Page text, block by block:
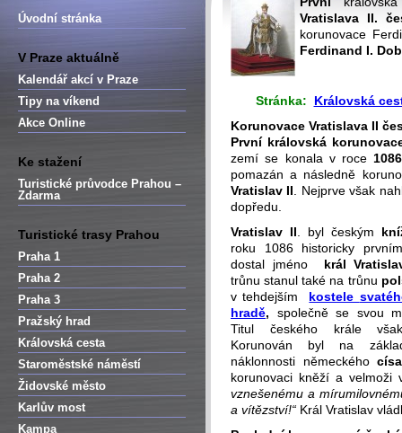
Úvodní stránka
V Praze aktuálně
Kalendář akcí v Praze
Tipy na víkend
Akce Online
Ke stažení
Turistické průvodce Prahou –
Zdarma
Turistické trasy Prahou
Praha 1
Praha 2
Praha 3
Pražský hrad
Královská cesta
Staroměstské náměstí
Židovské město
Karlův most
Kampa
Vratislava II.
korunovace
Ferdinand I.
Stránka:
Královská
Korunovace Vratislava II
První královská
zemí se konala v roce 1086
pomazán a následně
Vratislav II . Nejprve však
dopředu.
Vratislav II . byl českým
roku 1086 historicky
dostal jméno král
trůnu stanul také na trůnu
v tehdejším kostele
hradě, společně se svou
Titul českého krále
Korunován byl na
náklonnosti německého
korunovaci kněží a velmoži
vznešenému a
a vítězství!“ Král Vratislav